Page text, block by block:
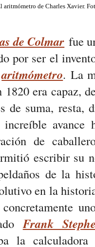
aritmómetro de Charles Xavier.
de Colmar fue
por ser el
aritmómetro. La
era capaz,
de suma,
de
escribir su
de la
en la
Frank
la